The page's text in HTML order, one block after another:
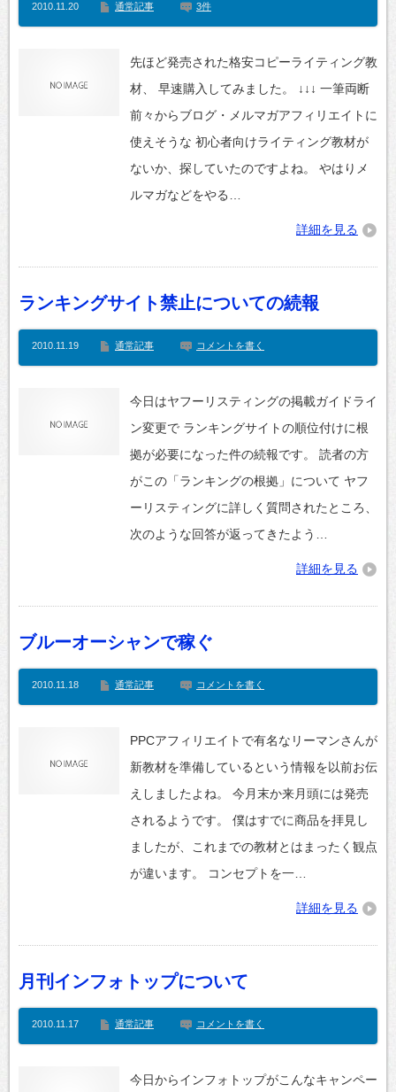
2010.11.20 通常記事 3件
先ほど発売された格安コピーライティング教
材、 早速購入してみました。 ↓↓↓ 一筆両断
前々からブログ・メルマガアフィリエイトに
使えそうな 初心者向けライティング教材が
ないか、探していたのですよね。 やはりメ
ルマガなどをやる…
詳細を見る
ランキングサイト禁止についての続報
2010.11.19 通常記事 コメントを書く
今日はヤフーリスティングの掲載ガイドライ
ン変更で ランキングサイトの順位付けに根
拠が必要になった件の続報です。 読者の方
がこの「ランキングの根拠」について ヤフ
ーリスティングに詳しく質問されたところ、
次のような回答が返ってきたよう…
詳細を見る
ブルーオーシャンで稼ぐ
2010.11.18 通常記事 コメントを書く
PPCアフィリエイトで有名なリーマンさんが
新教材を準備しているという情報を以前お伝
えしましたよね。 今月末か来月頭には発売
されるようです。 僕はすでに商品を拝見し
ましたが、これまでの教材とはまったく観点
が違います。 コンセプトを一…
詳細を見る
月刊インフォトップについて
2010.11.17 通常記事 コメントを書く
今日からインフォトップがこんなキャンペー